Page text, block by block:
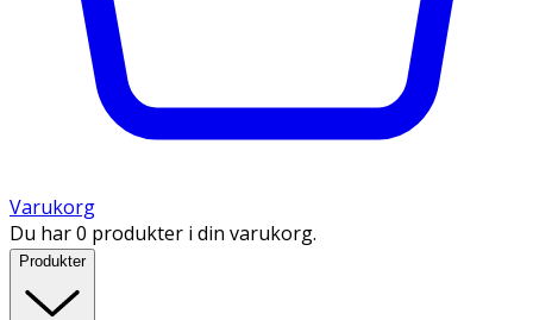
Varukorg
Du har 0 produkter i din varukorg.
Produkter